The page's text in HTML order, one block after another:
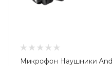
Микрофон Наушники